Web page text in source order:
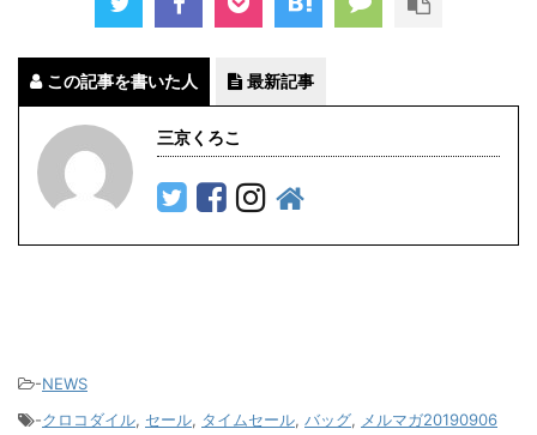
この記事を書いた人 最新記事
三京くろこ
-NEWS
-クロコダイル, セール, タイムセール, バッグ, メルマガ20190906